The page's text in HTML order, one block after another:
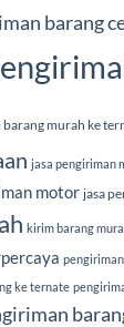
barang
barang murah ke
jasa pengiriman
motor jasa
kirim barang
ke ternate